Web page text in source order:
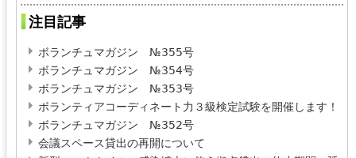
注目記事
ボランチュマガジン №355号
ボランチュマガジン №354号
ボランチュマガジン №353号
ボランティアコーディネート力３級検定試験を開催します！
ボランチュマガジン №352号
会議スペース貸出の再開について